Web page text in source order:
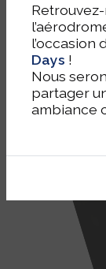
l’occasion
Days !
Nous
partager
ambiance